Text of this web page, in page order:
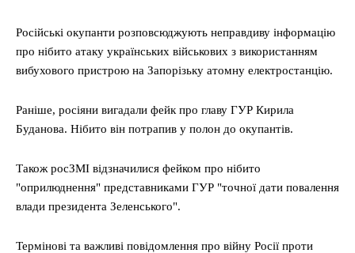
Російські окупанти розповсюджують неправдиву інформацію
про нібито атаку українських військових з використанням
вибухового пристрою на Запорізьку атомну електростанцію.
Раніше, росіяни вигадали фейк про главу ГУР Кирила
Буданова. Нібито він потрапив у полон до окупантів.
Також росЗМІ відзначилися фейком про нібито
"оприлюднення" представниками ГУР "точної дати повалення
влади президента Зеленського".
Термінові та важливі повідомлення про війну Росії проти